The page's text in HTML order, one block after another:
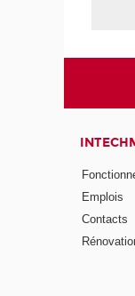
Emplois
Contacts